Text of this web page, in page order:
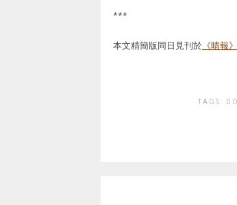
***
本文精簡版同日見刊於 《晴報
TAGS: